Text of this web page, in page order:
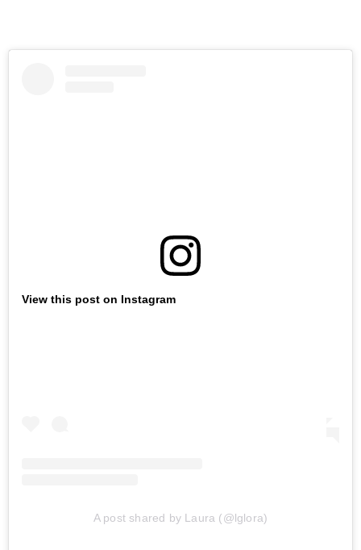
View this post on Instagram
A post shared by Laura (@lglora)